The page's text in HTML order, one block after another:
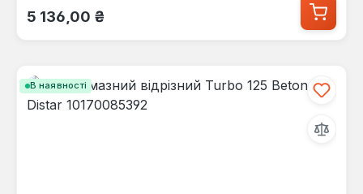
Звичайна ціна:
5 136,00 ₴
В наявності